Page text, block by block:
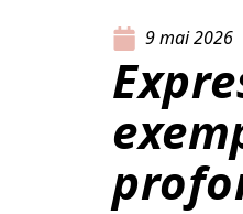
9 mai 2026